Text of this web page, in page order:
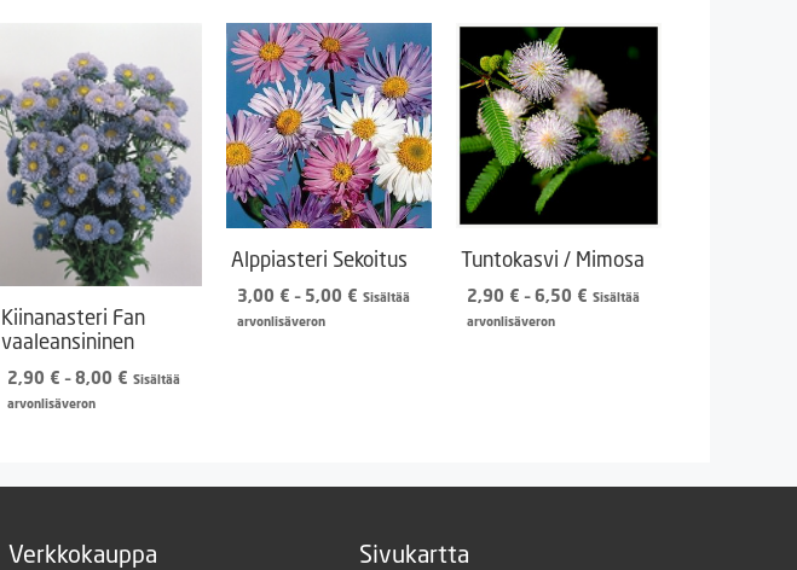
Kiinanasteri Fan
vaaleansininen
2,90 € – 8,00 € Hintaluokka:
Sisältää
arvonlisäveron
Alppiasteri Sekoitus
3,00 € – 5,00 € Hintaluokka:
Sisältää
arvonlisäveron
Tuntokasvi / Mimosa
2,90 € – 6,50 € Hintaluokka:
Sisältää
arvonlisäveron
Verkkokauppa Sivukartta